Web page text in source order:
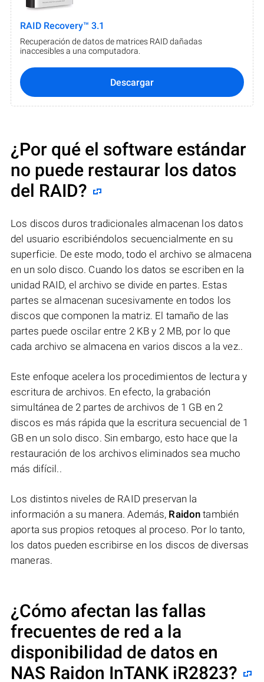
RAID Recovery™ 3.1
Recuperación de datos de matrices RAID dañadas
inaccesibles a una computadora.
Descargar
¿Por qué el software estándar
no puede restaurar los datos
del RAID?
Los discos duros tradicionales almacenan los datos
del usuario escribiéndolos secuencialmente en su
superficie. De este modo, todo el archivo se almacena
en un solo disco. Cuando los datos se escriben en la
unidad RAID, el archivo se divide en partes. Estas
partes se almacenan sucesivamente en todos los
discos que componen la matriz. El tamaño de las
partes puede oscilar entre 2 KB y 2 MB, por lo que
cada archivo se almacena en varios discos a la vez..
Este enfoque acelera los procedimientos de lectura y
escritura de archivos. En efecto, la grabación
simultánea de 2 partes de archivos de 1 GB en 2
discos es más rápida que la escritura secuencial de 1
GB en un solo disco. Sin embargo, esto hace que la
restauración de los archivos eliminados sea mucho
más difícil..
Los distintos niveles de RAID preservan la
información a su manera. Además, Raidon también
aporta sus propios retoques al proceso. Por lo tanto,
los datos pueden escribirse en los discos de diversas
maneras.
¿Cómo afectan las fallas
frecuentes de red a la
disponibilidad de datos en
NAS Raidon InTANK iR2823?